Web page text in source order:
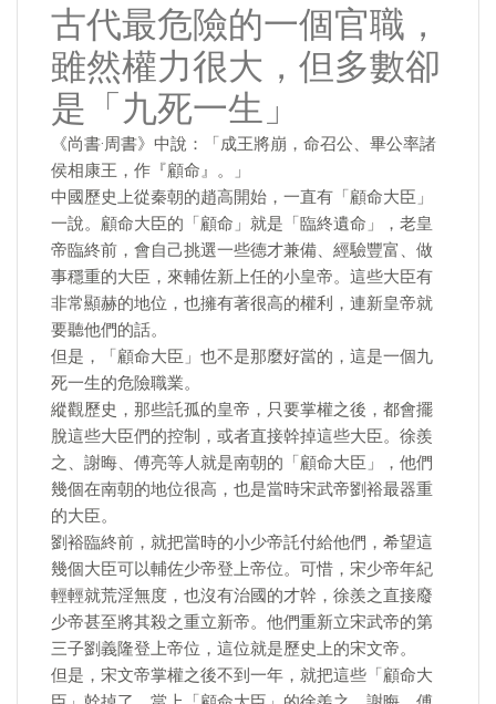
古代最危險的一個官職，
雖然權力很大，但多數卻
是「九死一生」
《尚書·周書》中說：「成王將崩，命召公、畢公率諸
侯相康王，作『顧命』。」
中國歷史上從秦朝的趙高開始，一直有「顧命大臣」
一說。顧命大臣的「顧命」就是「臨終遺命」，老皇
帝臨終前，會自己挑選一些德才兼備、經驗豐富、做
事穩重的大臣，來輔佐新上任的小皇帝。這些大臣有
非常顯赫的地位，也擁有著很高的權利，連新皇帝就
要聽他們的話。
但是，「顧命大臣」也不是那麼好當的，這是一個九
死一生的危險職業。
縱觀歷史，那些託孤的皇帝，只要掌權之後，都會擺
脫這些大臣們的控制，或者直接幹掉這些大臣。徐羨
之、謝晦、傅亮等人就是南朝的「顧命大臣」，他們
幾個在南朝的地位很高，也是當時宋武帝劉裕最器重
的大臣。
劉裕臨終前，就把當時的小少帝託付給他們，希望這
幾個大臣可以輔佐少帝登上帝位。可惜，宋少帝年紀
輕輕就荒淫無度，也沒有治國的才幹，徐羨之直接廢
少帝甚至將其殺之重立新帝。他們重新立宋武帝的第
三子劉義隆登上帝位，這位就是歷史上的宋文帝。
但是，宋文帝掌權之後不到一年，就把這些「顧命大